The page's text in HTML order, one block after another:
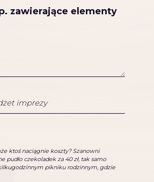
zawierające elementy
ktoś naciągnie koszty? Szanowni
pudło czekoladek za 40 zł, tak samo
pikniku rodzinnym, gdzie